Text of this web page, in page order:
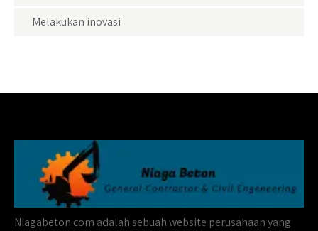
Melakukan inovasi
Niagabeton.com adalah sebuah website perusahaan yang